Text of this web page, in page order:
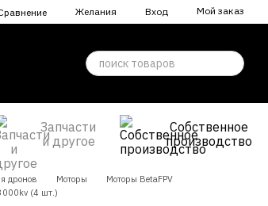
Желания Вход Мой заказ
Запчасти
и другое
Собственное
производство
дронов Моторы
Моторы BetaFPV
(4 шт.)